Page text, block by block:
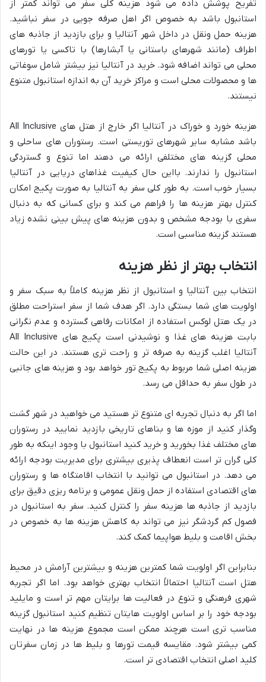
تفریح پوشش داده می شود هزینه کلی سفر می تواند کمتر از
استانبول باشد به خصوص اگر اهل صرفه جویی در سفر نباشید.
هزینه حمل ونقل در داخل شهر آنتالیا و برای بازدید از جاذبه های
اطراف (مانند شهرهای باستانی یا آبشارها) با تاکسی یا تورهای
محلی می تواند اضافه شود. خرید در آنتالیا نیز بیشتر شامل سوغاتی
ها و محصولات محلی است و مراکز خرید آن به اندازه استانبول متنوع
نیستند.
هزینه خورد و خوراک در آنتالیا اگر خارج از هتل های All Inclusive
باشد مشابه سایر شهرهای توریستی است. رستوران های ساحلی و
محلی گزینه های مختلفی ارائه می دهند اما تنوع و گستردگی
استانبول را ندارند. بااین حال کیفیت غذاهای دریایی در آنتالیا
بسیار خوب است. به طور کلی سفر به آنتالیا به صورت پکیج امکان
کنترل بهتر هزینه ها را فراهم می کند و برای کسانی که به دنبال
سفری با بودجه مشخص و بدون هزینه های پیش بینی نشده زیاد
هستند گزینه مناسبی است.
انتخاب بهتر از نظر هزینه
انتخاب بین آنتالیا و استانبول از نظر هزینه کاملاً به سبک سفر و
اولویت های شما بستگی دارد. اگر هدف شما از سفر استراحت مطلق
در یک هتل لوکس استفاده از امکانات رفاهی گسترده و عدم نگرانی
بابت هزینه های غذا و نوشیدنی است پکیج های All Inclusive
آنتالیا اغلب گزینه به صرفه تر و راحت تری هستند. در این حالت
هزینه اصلی شما مربوط به پکیج تور خواهد بود و هزینه های جانبی
در طول سفر به حداقل می رسد.
اما اگر به دنبال تجربه ای متنوع تر هستید می خواهید در شهر گشت
وگذار کنید از موزه ها و بناهای تاریخی بازدید نمایید در رستوران
های مختلف غذا بخورید و خرید کنید استانبول با وجود اینکه به طور
کلی گران تر است انعطاف پذیری بیشتری برای مدیریت بودجه ارائه
می دهد. در استانبول می توانید با انتخاب اقامتگاه ها و رستوران
های اقتصادی استفاده از حمل ونقل عمومی و برنامه ریزی دقیق برای
بازدید از جاذبه ها هزینه سفر را کنترل کنید. سفر به استانبول در
فصول کم گردشگر نیز می تواند به کاهش هزینه ها به خصوص در
بخش اقامت و بلیط هواپیما کمک کند.
بنابراین اگر اولویت شما کمترین هزینه و بیشترین آرامش در محیط
هتل است آنتالیا احتمالاً انتخاب بهتری خواهد بود. اما اگر تجربه
شهری فرهنگی و تنوع در فعالیت ها برایتان مهم تر است و مایلید
بودجه خود را بر اساس اولویت هایتان تنظیم کنید استانبول گزینه
مناسب تری است هرچند ممکن است مجموع هزینه ها در نهایت
کمی بیشتر شود. مقایسه قیمت تورها و بلیط ها در زمان سفرتان
کلید اصلی انتخاب اقتصادی تر است.